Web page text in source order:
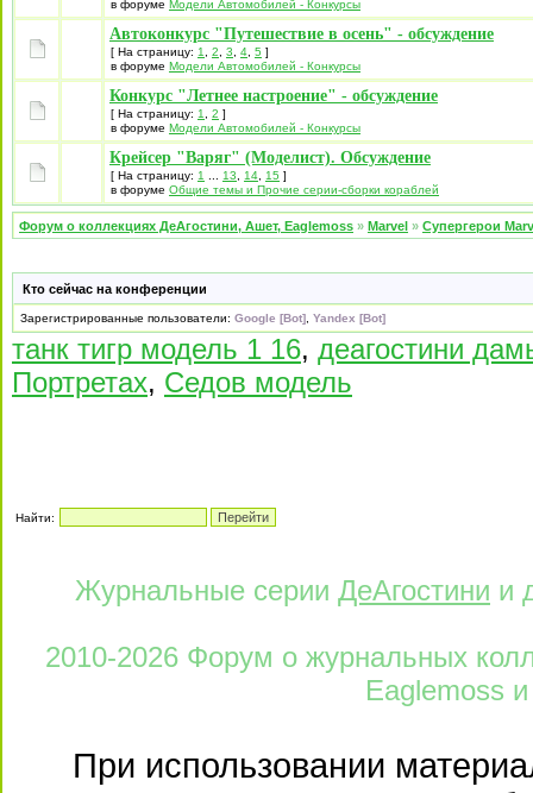
в форуме Модели Автомобилей - Конкурсы
Автоконкурс "Путешествие в осень" - обсуждение
[ На страницу: 1 2 3 4 5 ]
в форуме Модели Автомобилей - Конкурсы
Конкурс "Летнее настроение" - обсуждение
[ На страницу: 1 2 ]
в форуме Модели Автомобилей - Конкурсы
Крейсер "Варяг" (Моделист). Обсуждение
[ На страницу: 1 13 14 15 ]
в форуме Общие темы и Прочие серии-сборки кораблей
Форум о коллекциях ДеАгостини, Ашет, Eaglemoss » Marvel » Супергерои
Кто сейчас на конференции
Зарегистрированные пользователи: Google [Bot] Yandex [Bot]
танк тигр модель 1 16, деагостини
Портретах, Седов модель
Найти:
Журнальные серии ДеАгостини и
2010-2026 Форум о журнальных
Eaglemoss и
При использовании